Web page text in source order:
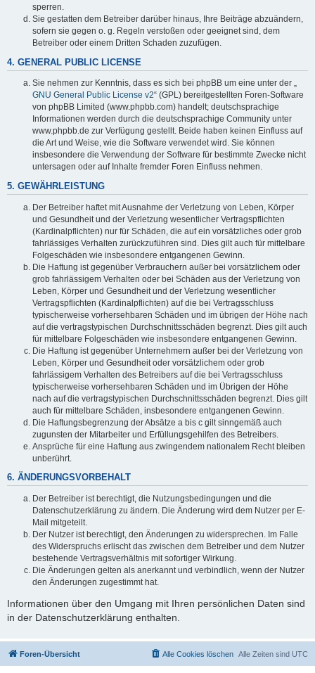
sperren.
Sie gestatten dem Betreiber darüber hinaus, Ihre Beiträge abzuändern,
sofern sie gegen o. g. Regeln verstoßen oder geeignet sind, dem
Betreiber oder einem Dritten Schaden zuzufügen.
4. GENERAL PUBLIC LICENSE
Sie nehmen zur Kenntnis, dass es sich bei phpBB um eine unter der „
GNU General Public License v2“ (GPL) bereitgestellten Foren-Software
von phpBB Limited (www.phpbb.com) handelt; deutschsprachige
Informationen werden durch die deutschsprachige Community unter
www.phpbb.de zur Verfügung gestellt. Beide haben keinen Einfluss auf
die Art und Weise, wie die Software verwendet wird. Sie können
insbesondere die Verwendung der Software für bestimmte Zwecke nicht
untersagen oder auf Inhalte fremder Foren Einfluss nehmen.
5. GEWÄHRLEISTUNG
Der Betreiber haftet mit Ausnahme der Verletzung von Leben, Körper
und Gesundheit und der Verletzung wesentlicher Vertragspflichten
(Kardinalpflichten) nur für Schäden, die auf ein vorsätzliches oder grob
fahrlässiges Verhalten zurückzuführen sind. Dies gilt auch für mittelbare
Folgeschäden wie insbesondere entgangenen Gewinn.
Die Haftung ist gegenüber Verbrauchern außer bei vorsätzlichem oder
grob fahrlässigem Verhalten oder bei Schäden aus der Verletzung von
Leben, Körper und Gesundheit und der Verletzung wesentlicher
Vertragspflichten (Kardinalpflichten) auf die bei Vertragsschluss
typischerweise vorhersehbaren Schäden und im übrigen der Höhe nach
auf die vertragstypischen Durchschnittsschäden begrenzt. Dies gilt auch
für mittelbare Folgeschäden wie insbesondere entgangenen Gewinn.
Die Haftung ist gegenüber Unternehmern außer bei der Verletzung von
Leben, Körper und Gesundheit oder vorsätzlichem oder grob
fahrlässigem Verhalten des Betreibers auf die bei Vertragsschluss
typischerweise vorhersehbaren Schäden und im Übrigen der Höhe
nach auf die vertragstypischen Durchschnittsschäden begrenzt. Dies gilt
auch für mittelbare Schäden, insbesondere entgangenen Gewinn.
Die Haftungsbegrenzung der Absätze a bis c gilt sinngemäß auch
zugunsten der Mitarbeiter und Erfüllungsgehilfen des Betreibers.
Ansprüche für eine Haftung aus zwingendem nationalem Recht bleiben
unberührt.
6. ÄNDERUNGSVORBEHALT
Der Betreiber ist berechtigt, die Nutzungsbedingungen und die
Datenschutzerklärung zu ändern. Die Änderung wird dem Nutzer per E-
Mail mitgeteilt.
Der Nutzer ist berechtigt, den Änderungen zu widersprechen. Im Falle
des Widerspruchs erlischt das zwischen dem Betreiber und dem Nutzer
bestehende Vertragsverhältnis mit sofortiger Wirkung.
Die Änderungen gelten als anerkannt und verbindlich, wenn der Nutzer
den Änderungen zugestimmt hat.
Informationen über den Umgang mit Ihren persönlichen Daten sind
in der Datenschutzerklärung enthalten.
Foren-Übersicht Alle Zeiten sind UTC
Alle Cookies löschen